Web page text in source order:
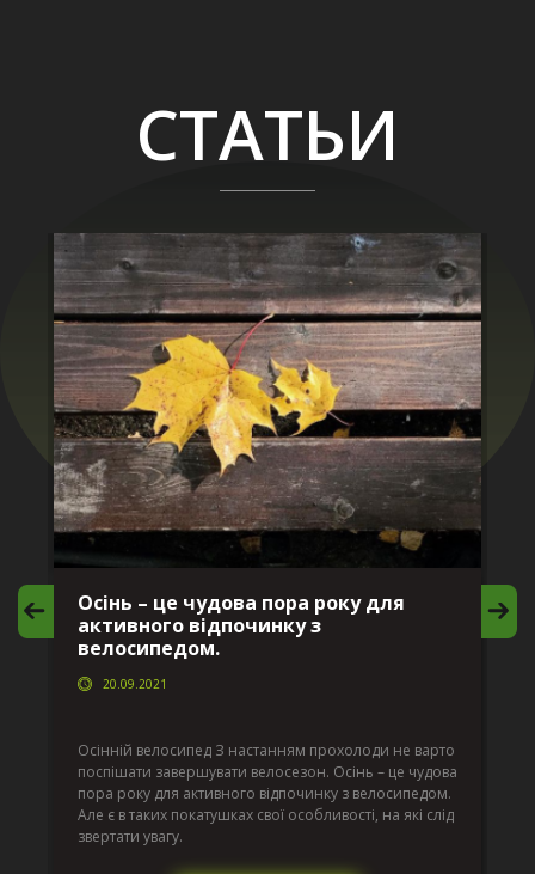
СТАТЬИ
Осінь – це чудова пора року для
активного відпочинку з
велосипедом.
20.09.2021
Осінній велосипед З настанням прохолоди не варто
поспішати завершувати велосезон. Осінь – це чудова
пора року для активного відпочинку з велосипедом.
Але є в таких покатушках свої особливості, на які слід
звертати увагу.